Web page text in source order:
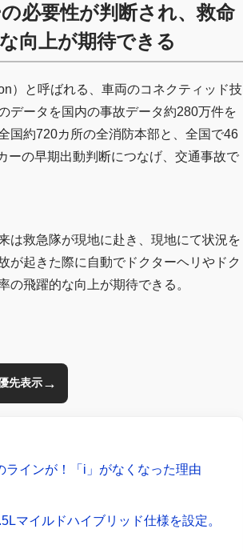
必要性が判断され、救命
向上が期待できる
）と呼ばれる、車両のコネクティッド技
データを国内の事故データ約280万件を
国約720カ所の全消防本部と、全国で46
の早期出動判断につなげ、交通事故で
は救急隊が現地に赴き、現地にて状況を
が起きた際に自動でドクターヘリやドク
飛躍的な向上が期待できる。
先表示→
インが！「i」がなくなった理由
マイルドハイブリッド仕様を設定。